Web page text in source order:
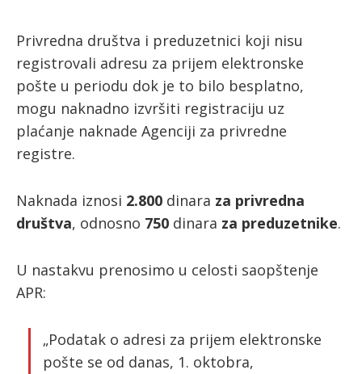
O nama
Pretplata
Prijava
ћирилица
Privredna društva i preduzetnici koji nisu
registrovali adresu za prijem elektronske
pošte u periodu dok je to bilo besplatno,
mogu naknadno izvršiti registraciju uz
plaćanje naknade Agenciji za privredne
registre.
Naknada iznosi 2.800 dinara za privredna
društva, odnosno 750 dinara za preduzetnike.
U nastakvu prenosimo u celosti saopštenje
APR:
„Podatak o adresi za prijem elektronske
pošte se od danas, 1. oktobra,